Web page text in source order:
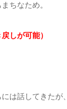
ちなため。
しが可能）
は話してきたが、